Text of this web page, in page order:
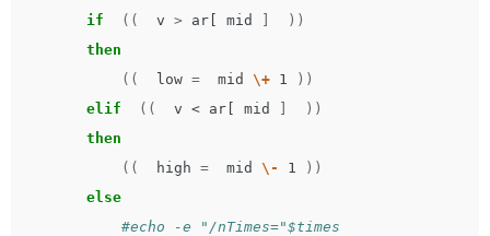
if
((
  v
> ar[ mid
))
then
((
  low
=
  mid
\+ 1
))
elif
((
  v < ar[ mid
))
then
((
  high
=
  mid
\- 1
))
else
#echo -e "/nTimes="$times